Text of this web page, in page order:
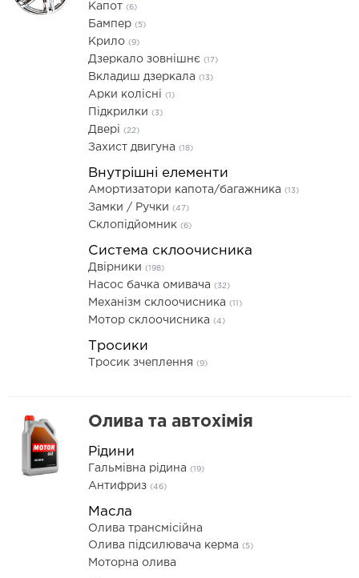
Капот (6)
Бампер (5)
Крило (9)
Дзеркало зовнішнє (17)
Вкладиш дзеркала (13)
Арки колісні (1)
Підкрилки (3)
Двері (22)
Захист двигуна (18)
Внутрішні елементи
Амортизатори капота/багажника (13)
Замки / Ручки (47)
Склопідйомник (6)
Система склоочисника
Двірники (198)
Насос бачка омивача (32)
Механізм склоочисника (11)
Мотор склоочисника (4)
Тросики
Тросик зчеплення (9)
Олива та автохімія
Рідини
Гальмівна рідина (19)
Антифриз (46)
Масла
Олива трансмісійна
Олива підсилювача керма (5)
Моторна олива